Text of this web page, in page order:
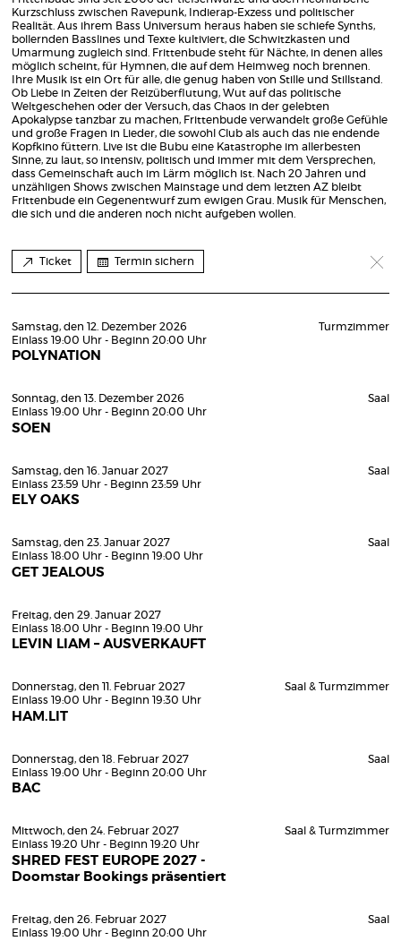
Kurzschluss zwischen Ravepunk, Indierap-Exzess und politischer
Realität. Aus ihrem Bass Universum heraus haben sie schiefe Synths,
bollernden Basslines und Texte kultiviert, die Schwitzkasten und
Umarmung zugleich sind. Frittenbude steht für Nächte, in denen alles
möglich scheint, für Hymnen, die auf dem Heimweg noch brennen.
Ihre Musik ist ein Ort für alle, die genug haben von Stille und Stillstand.
Ob Liebe in Zeiten der Reizüberflutung, Wut auf das politische
Weltgeschehen oder der Versuch, das Chaos in der gelebten
Apokalypse tanzbar zu machen, Frittenbude verwandelt große Gefühle
und große Fragen in Lieder, die sowohl Club als auch das nie endende
Kopfkino füttern. Live ist die Bubu eine Katastrophe im allerbesten
Sinne, zu laut, so intensiv, politisch und immer mit dem Versprechen,
dass Gemeinschaft auch im Lärm möglich ist. Nach 20 Jahren und
unzähligen Shows zwischen Mainstage und dem letzten AZ bleibt
Frittenbude ein Gegenentwurf zum ewigen Grau. Musik für Menschen,
die sich und die anderen noch nicht aufgeben wollen.
Ticket Termin sichern
Samstag, den 12. Dezember 2026
Einlass 19:00 Uhr - Beginn 20:00 Uhr
POLYNATION
Turmzimmer
Sonntag, den 13. Dezember 2026
Einlass 19:00 Uhr - Beginn 20:00 Uhr
SOEN
Saal
Samstag, den 16. Januar 2027
Einlass 23:59 Uhr - Beginn 23:59 Uhr
ELY OAKS
Saal
Samstag, den 23. Januar 2027
Einlass 18:00 Uhr - Beginn 19:00 Uhr
GET JEALOUS
Saal
Freitag, den 29. Januar 2027
Einlass 18:00 Uhr - Beginn 19:00 Uhr
LEVIN LIAM – AUSVERKAUFT
Donnerstag, den 11. Februar 2027
Einlass 19:00 Uhr - Beginn 19:30 Uhr
HAM.LIT
Saal & Turmzimmer
Donnerstag, den 18. Februar 2027
Einlass 19:00 Uhr - Beginn 20:00 Uhr
BAC
Saal
Mittwoch, den 24. Februar 2027
Einlass 19:20 Uhr - Beginn 19:20 Uhr
SHRED FEST EUROPE 2027 -
Doomstar Bookings präsentiert
Saal & Turmzimmer
Freitag, den 26. Februar 2027
Einlass 19:00 Uhr - Beginn 20:00 Uhr
Saal